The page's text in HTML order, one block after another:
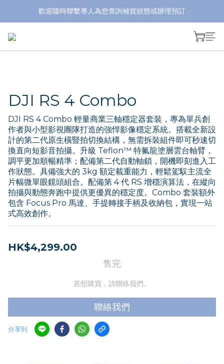
歡迎隨時聯繫專人為您查詢補貨狀態或辦理預訂
DJI RS 4 Combo
DJI RS 4 Combo 輕量商業三軸穩定器套裝，專為單兵創
作者與小型影視團隊打造的強悍影像穩定系統。搭載全新設
計的第二代原生橫豎拍切換結構，無需拆裝組件即可秒速切
換直向短影音拍攝。升級 Teflon™ 特氟龍塗層雲台軸臂，
調平更加順暢精準；配備第二代自動軸鎖，開機即刻進入工
作狀態。具備強大的 3kg 額定載重能力，輕鬆駕馭主流全
片幅微單眼鏡頭組合。配備第 4 代 RS 增穩演算法，在縱向
拍攝與動態奔跑中提供更優異的穩定度。Combo 套裝額外
包含 Focus Pro 馬達、手提轉接手柄及收納包，實現一站
式高效創作。
HK$4,299.00
售完
若想購買，請聯絡我們。
聯絡我們
分享到